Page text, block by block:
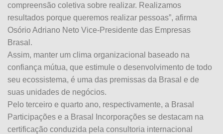
compreensão coletiva sobre realizar. Realizamos
resultados porque queremos realizar pessoas”, afirma
Osório Adriano Neto Vice-Presidente das Empresas
Brasal.
Assim, manter um clima organizacional baseado na
confiança mútua, que estimule o desenvolvimento de todo
seu ecossistema, é uma das premissas da Brasal e de
suas unidades de negócios.
Pelo terceiro e quarto ano, respectivamente, a Brasal
Participações e a Brasal Incorporações se destacam na
certificação conduzida pela consultoria internacional